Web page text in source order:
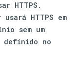
HTTPS.
HTTPS em
sem um
definido no